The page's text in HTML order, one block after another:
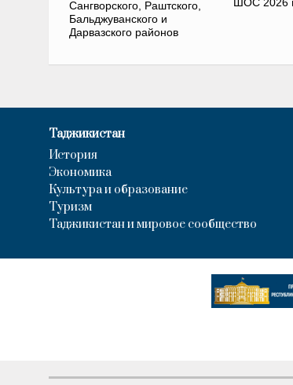
Сангворского, Раштского,
Бальджуванского и
Дарвазского районов
Таджикистан
История
Экономика
Культура и образование
Туризм
Таджикистан и мировое сообщество